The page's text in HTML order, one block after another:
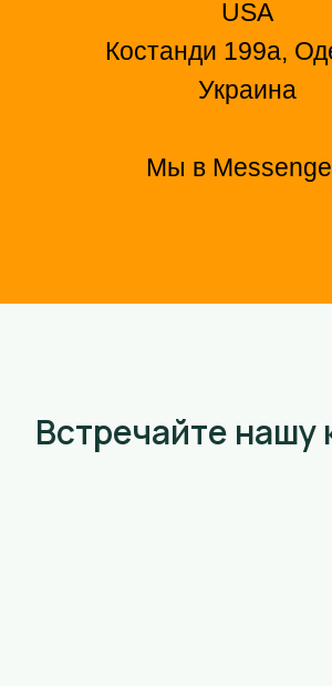
USA
Костанди 199а,
Украина
Мы в
Встречайте нашу